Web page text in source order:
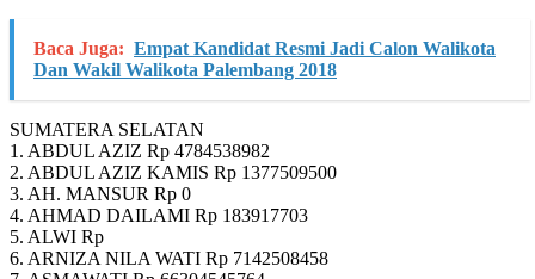
Baca Juga: Empat Kandidat Resmi Jadi Calon Walikota
Dan Wakil Walikota Palembang 2018
SUMATERA SELATAN
1. ABDUL AZIZ Rp 4784538982
2. ABDUL AZIZ KAMIS Rp 1377509500
3. AH. MANSUR Rp 0
4. AHMAD DAILAMI Rp 183917703
5. ALWI Rp
6. ARNIZA NILA WATI Rp 7142508458